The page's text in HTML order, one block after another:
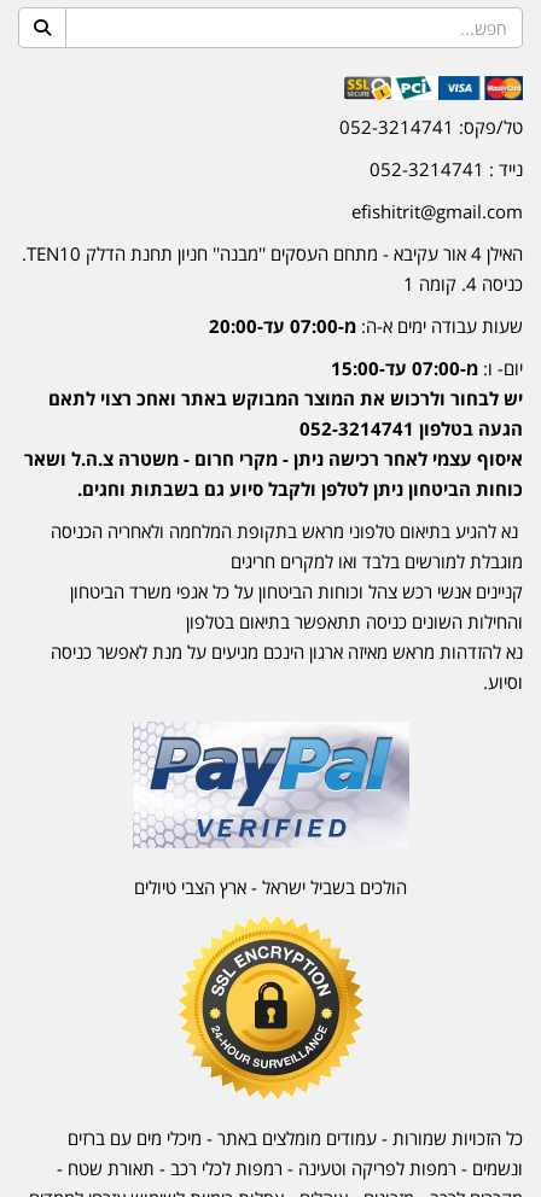
טל/פקס: 052-3214741
נייד : 052-3214741
efishitrit@gmail.com
האילן 4 אור עקיבא - מתחם העסקים ''מבנה'' חניון תחנת הדלק TEN10.
כניסה 4. קומה 1
שעות עבודה ימים א-ה: מ-07:00 עד-20:00
יום- ו: מ-07:00 עד-15:00
יש לבחור ולרכוש את המוצר המבוקש באתר ואחכ רצוי לתאם
הגעה בטלפון 052-3214741
איסוף עצמי לאחר רכישה ניתן - מקרי חרום - משטרה צ.ה.ל ושאר
כוחות הביטחון ניתן לטלפן ולקבל סיוע גם בשבתות וחגים.
נא להגיע בתיאום טלפוני מראש בתקופת המלחמה ולאחריה הכניסה
מוגבלת למורשים בלבד ואו למקרים חריגים
קניינים אנשי רכש צהל וכוחות הביטחון על כל אגפי משרד הביטחון
והחילות השונים כניסה תתאפשר בתיאום בטלפון
נא להזדהות מראש מאיזה ארגון הינכם מגיעים על מנת לאפשר כניסה
וסיוע.
הולכים בשביל ישראל - ארץ הצבי טיולים
כל הזכויות שמורות - עמודים מומלצים באתר - מיכלי מים עם ברזים
ונשמים - רמפות לפריקה וטעינה - רמפות לכלי רכב - תאורת שטח -